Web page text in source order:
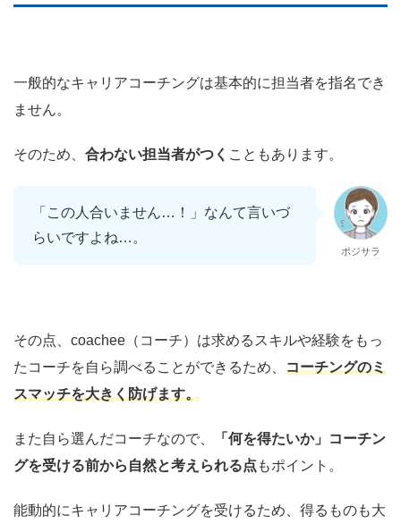
一般的なキャリアコーチングは基本的に担当者を指名でき
ません。
そのため、 合わない担当者がつく こともあります。
「この人合いません…！」なんて言いづ
らいですよね…。
ポジサラ
その点、coachee（コーチ）は求めるスキルや経験をもっ
たコーチを自ら調べることができるため、 コーチングのミ
スマッチを大きく防げます。
また自ら選んだコーチなので、
「何を得たいか」コーチン
グを受ける前から自然と考えられる点 もポイント。
能動的にキャリアコーチングを受けるため、得るものも大